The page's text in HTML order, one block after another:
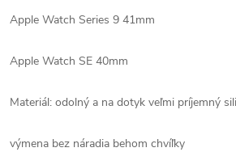
Apple Watch Series 9 41mm
Apple Watch SE 40mm
Materiál: odolný a na dotyk veľmi príjemný
výmena bez náradia behom chvíľky